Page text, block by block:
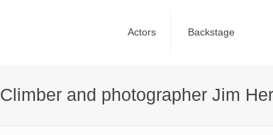
Actors Backstage
Climber and photographer Jim